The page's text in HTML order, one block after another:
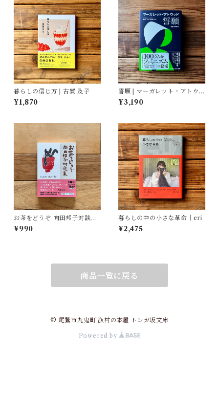
暮らしの信じ方 | 古賀 及子
¥1,870
誓願 | マーガレット・アトウッ
ド, 鴻巣 友季子(翻訳)
¥3,190
お茶をどうぞ 向田邦子対談集 |
向田 邦子
¥990
暮らしの中の小さな革命｜eri
¥2,475
商品一覧に戻る
© 尾鷲市九鬼町 漁村の本屋 トンガ坂文庫
Powered by